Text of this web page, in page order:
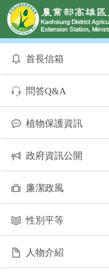
網頁置頂
首長信箱
問答Q&A
植物保護資訊
政府資訊公開
廉潔政風
性別平等
人物介紹